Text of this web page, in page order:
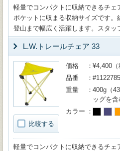
軽量でコンパクトに収納できるチ
ポケットに収まる収納サイズです。
登山まで幅広く活躍します。スタッ
L.W.トレールチェア 33
比較する
価格
¥4,400（
品番
#1122785
重量
400g（
ッグを含
カラー
軽量でコンパクトに収納できるチ